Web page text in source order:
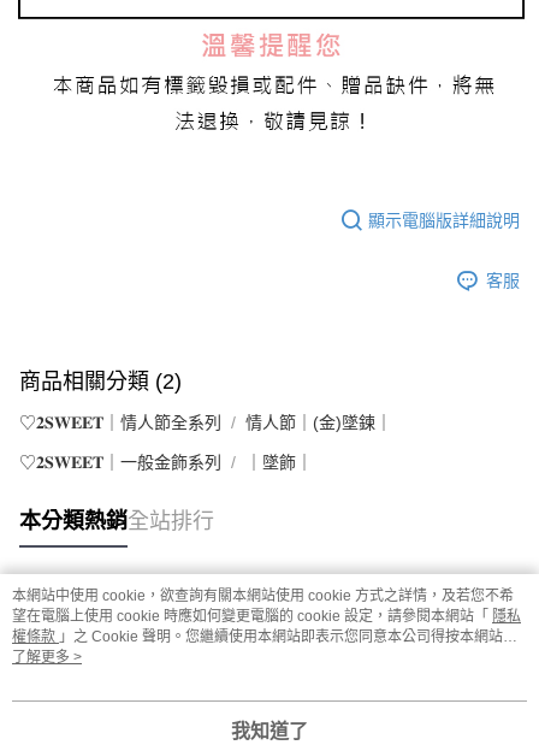
顯示電腦版詳細說明
客服
商品相關分類 (2)
♡𝟐𝐒𝐖𝐄𝐄𝐓｜情人節全系列 情人節｜(金)墜鍊｜
♡𝟐𝐒𝐖𝐄𝐄𝐓｜一般金飾系列 ｜墜飾｜
本分類熱銷全站排行
熱門標籤
本網站中使用 cookie，欲查詢有關本網站使用 cookie 方式之詳情，及若您不希
望在電腦上使用 cookie 時應如何變更電腦的 cookie 設定，請參閱本網站「 隱私
權條款 」之 Cookie 聲明。您繼續使用本網站即表示您同意本公司得按本網站使
用條款之 Cookie 聲明使用 cookie。
了解更多 >
我知道了